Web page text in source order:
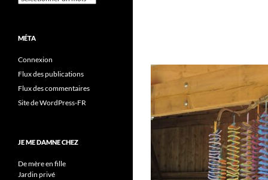
MÉTA
Connexion
Flux des publications
Flux des commentaires
Site de WordPress-FR
JE ME DAMNE CHEZ
De mère en fille
Jardin privé